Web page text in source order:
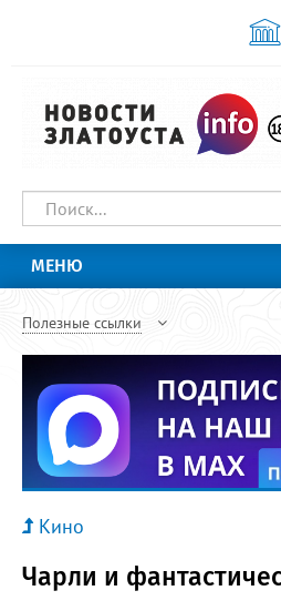
МЕНЮ
Полезные ссылки
Кино
Чарли и